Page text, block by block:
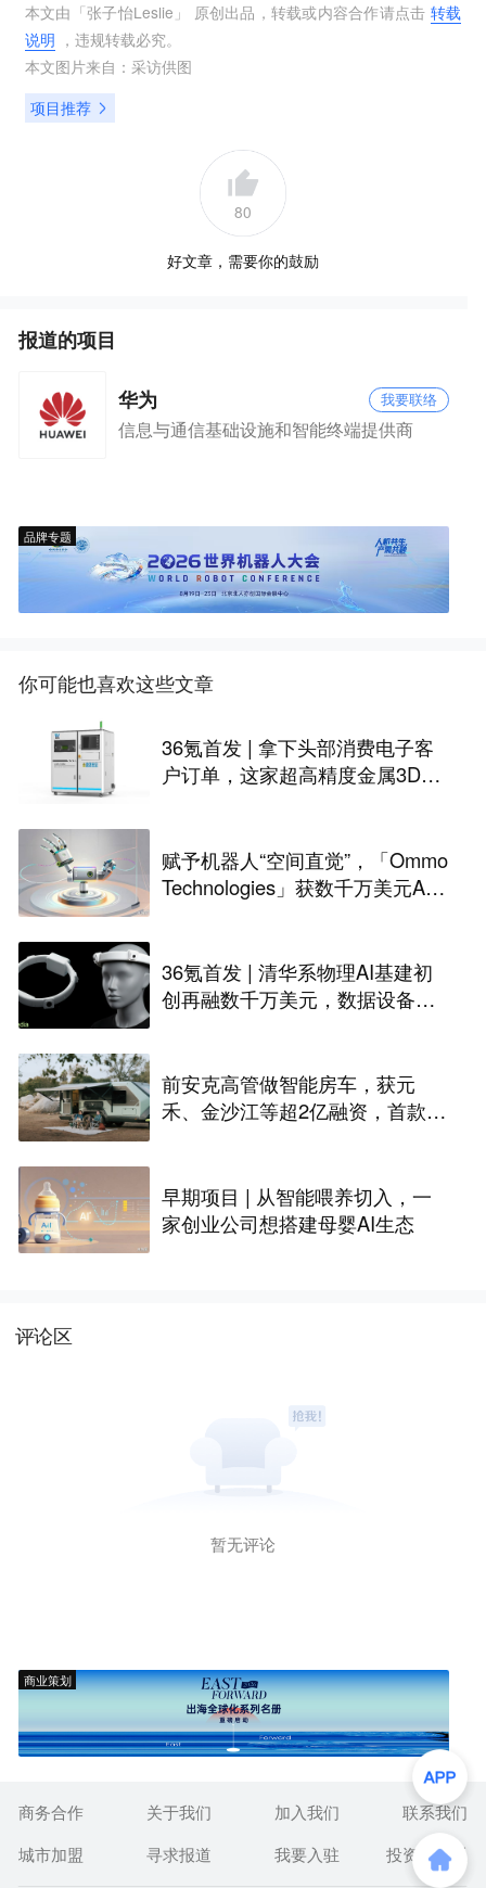
本文由「张子怡Leslie 」 原创出品，转载或内容合作请点击 转载
说明 ，违规转载必究。
本文图片来自： 采访供图
项目推荐
80
好文章，需要你的鼓励
报道的项目
华为 我要联络
信息与通信基础设施和智能终端提供商
品牌专题
你可能也喜欢这些文章
36氪首发 | 拿下头部消费电子客
户订单，这家超高精度金属3D打
赋予机器人“空间直觉”，「Ommo
Technologies」获数千万美元A轮
36氪首发 | 清华系物理AI基建初
创再融数千万美元，数据设备进
前安克高管做智能房车，获元
禾、金沙江等超2亿融资，首款产
早期项目 | 从智能喂养切入，一
家创业公司想搭建母婴AI生态
评论区
暂无评论
商业策划
商务合作 关于我们 加入我们
联系我们
城市加盟
寻求报道 我要入驻 投资者关系